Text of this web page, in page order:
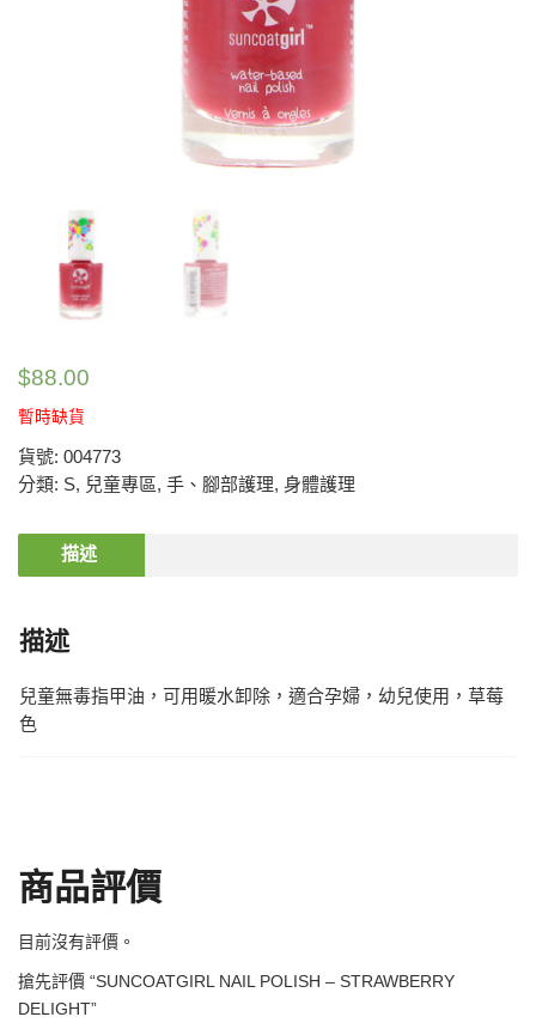
$88.00
暫時缺貨
貨號: 004773
分類: S, 兒童專區, 手、腳部護理, 身體護理
描述
描述
兒童無毒指甲油，可用暖水卸除，適合孕婦，幼兒使用，草莓
色
商品評價
目前沒有評價。
搶先評價 “SUNCOATGIRL NAIL POLISH – STRAWBERRY
DELIGHT”